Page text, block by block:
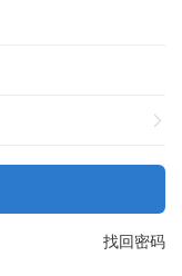
找回密码